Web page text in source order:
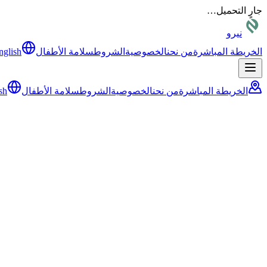
جارٍ التحميل…
نيرو
الخريطة المباشرةمن نحنالخصوصية الشروطسلامة الأطفال
الخريطة المباشرةمن نحنالخصوصية الشروطسلامة الأطفال